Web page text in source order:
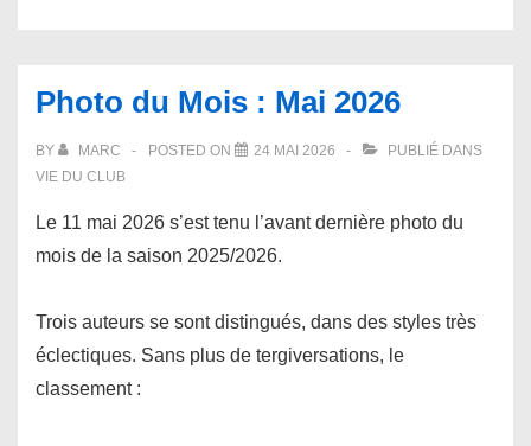
Photo du Mois : Mai 2026
BY MARC POSTED ON 24 MAI 2026
PUBLIÉ DANS
VIE DU CLUB
Le 11 mai 2026 s’est tenu l’avant dernière photo du
mois de la saison 2025/2026.
Trois auteurs se sont distingués, dans des styles très
éclectiques. Sans plus de tergiversations, le
classement :